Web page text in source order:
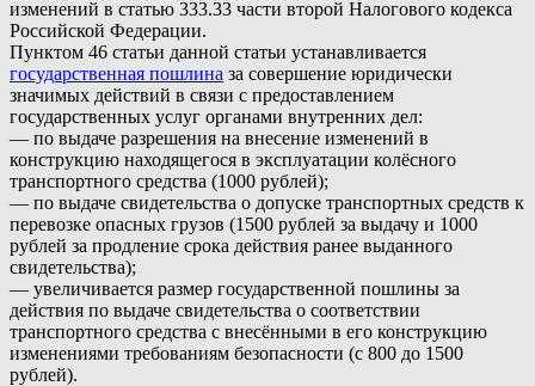
изменений в статью 333.33 части второй Налогового кодекса
Российской Федерации.
Пунктом 46 статьи данной статьи устанавливается
государственная пошлина за совершение юридически
значимых действий в связи с предоставлением
государственных услуг органами внутренних дел:
— по выдаче разрешения на внесение изменений в
конструкцию находящегося в эксплуатации колёсного
транспортного средства (1000 рублей);
— по выдаче свидетельства о допуске транспортных средств к
перевозке опасных грузов (1500 рублей за выдачу и 1000
рублей за продление срока действия ранее выданного
свидетельства);
— увеличивается размер государственной пошлины за
действия по выдаче свидетельства о соответствии
транспортного средства с внесёнными в его конструкцию
изменениями требованиям безопасности (с 800 до 1500
рублей).